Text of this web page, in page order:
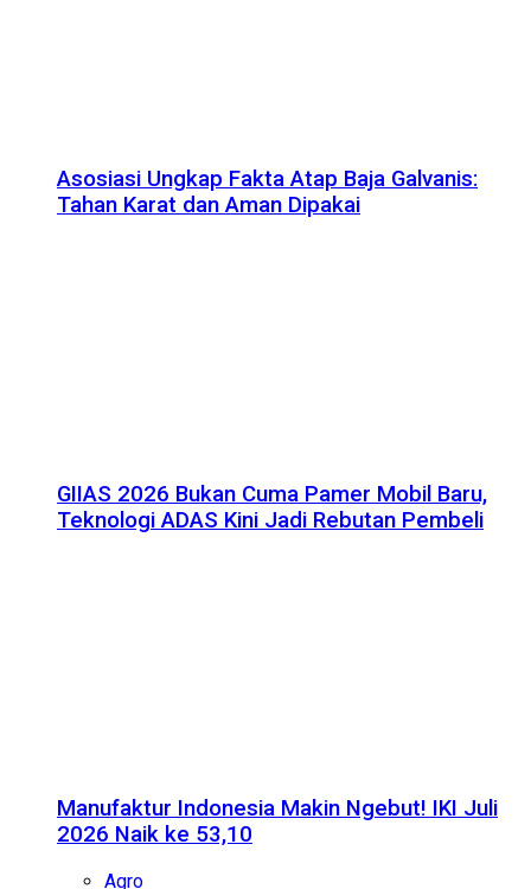
Asosiasi Ungkap Fakta Atap Baja Galvanis:
Tahan Karat dan Aman Dipakai
GIIAS 2026 Bukan Cuma Pamer Mobil Baru,
Teknologi ADAS Kini Jadi Rebutan Pembeli
Manufaktur Indonesia Makin Ngebut! IKI Juli
2026 Naik ke 53,10
Agro